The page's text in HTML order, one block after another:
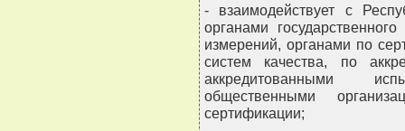
- взаимодействует с
органами
измерений, органами по
систем качества, по
аккредитованными
общественными
сертификации;